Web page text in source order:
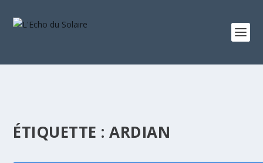
ÉTIQUETTE :ARDIAN